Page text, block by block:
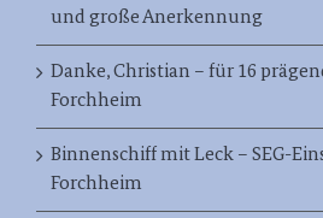
und große Anerkennung
Danke, Christian – für 16
Forchheim
Binnenschiff mit Leck – SEG-
Forchheim